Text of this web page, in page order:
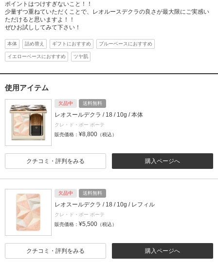
ポイントはつけすぎないこと！！
少量ずつ重ねていただくことで、レオルースデクラの良さが最大限にご実感い
ただけると思いますよ！！
ぜひお試ししてみて下さい！
本体 詰め替え ギフトにおすすめ ブルーベースにおすすめ
イエローベースにおすすめ ツヤ肌
使用アイテム
欠品中 送料無料
レオスールデクラ / 18 / 10g / 本体
クレ・ド・ポー ボーテ
販売価格： ¥8,800 （税込）
購入ページへ
クチコミ・評判をみる
欠品中 送料無料
レオスールデクラ / 18 / 10g / レフィル
クレ・ド・ポー ボーテ
販売価格： ¥5,500 （税込）
購入ページへ
クチコミ・評判をみる